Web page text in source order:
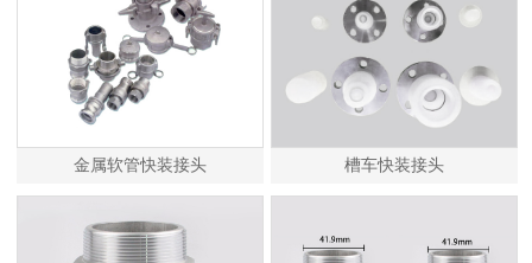
金属软管快装接头 槽车快装接头